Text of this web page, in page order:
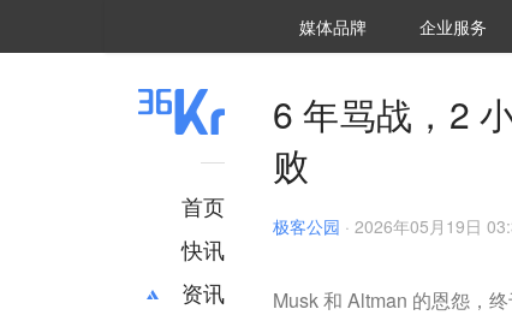
媒体品牌 36Kr研究院
企业服务
首页
快讯
资讯
6 年骂战，2
败
极客公园 · 2026年05月19日
Musk 和 Altman 的恩怨，